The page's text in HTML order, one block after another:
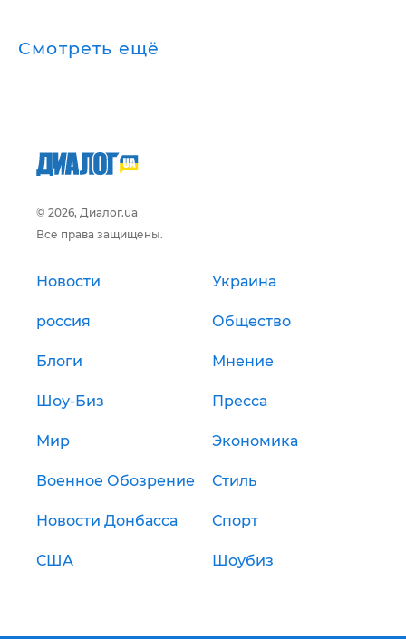
Смотреть ещё
© 2026, Диалог.ua
Все права защищены.
Новости Украина
россия Общество
Блоги Мнение
Шоу-Биз Пресса
Мир Экономика
Военное Обозрение Стиль
Новости Донбасса Спорт
США Шоубиз